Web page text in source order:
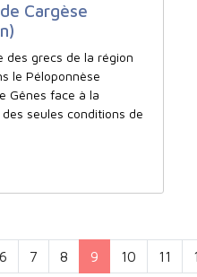
Cargèse
des grecs de la région
le Péloponnèse
Gênes face à la
seules conditions de
6 7 8 9 10 11